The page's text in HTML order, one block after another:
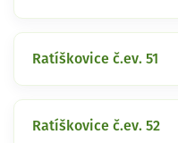
Ratíškovice č.ev. 51
Ratíškovice č.ev. 52